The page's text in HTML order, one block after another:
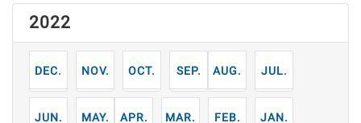
2022
12月 11月 10月 9月 8月 7月
6月 5月 4月 3月 2月 1月